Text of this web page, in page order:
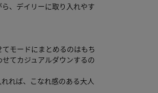
、デイリーに取り入れやす
モードにまとめるのはもち
てカジュアルダウンするの
れば、こなれ感のある大人